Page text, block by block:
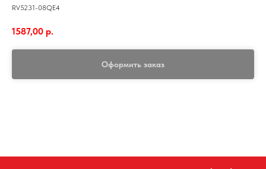
RV5231-08QE4
1587,00 р.
Оформить заказ